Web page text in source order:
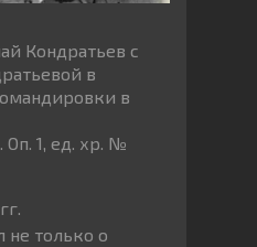
Кондратьев с
в
в
Оп. 1, ед. хр. №
не только о